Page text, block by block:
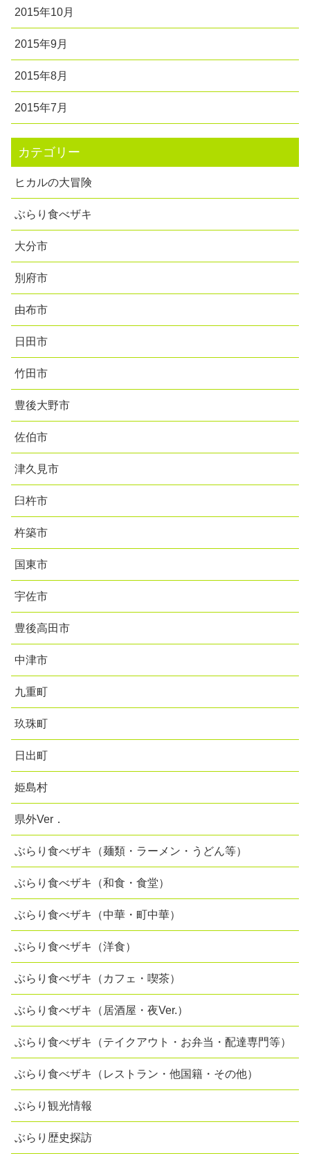
2015年10月
2015年9月
2015年8月
2015年7月
カテゴリー
ヒカルの大冒険
ぶらり食べザキ
大分市
別府市
由布市
日田市
竹田市
豊後大野市
佐伯市
津久見市
臼杵市
杵築市
国東市
宇佐市
豊後高田市
中津市
九重町
玖珠町
日出町
姫島村
県外Ver．
ぶらり食べザキ（麺類・ラーメン・うどん等）
ぶらり食べザキ（和食・食堂）
ぶらり食べザキ（中華・町中華）
ぶらり食べザキ（洋食）
ぶらり食べザキ（カフェ・喫茶）
ぶらり食べザキ（居酒屋・夜Ver.）
ぶらり食べザキ（テイクアウト・お弁当・配達専門等）
ぶらり食べザキ（レストラン・他国籍・その他）
ぶらり観光情報
ぶらり歴史探訪